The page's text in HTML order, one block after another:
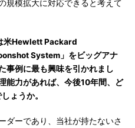
規模拡大に対応できると考えて
米Hewlett Packard
System」をビッグアナ
事例に最も興味を引かれまし
能力があれば、今後10年間、ど
ょうか。
ダーであり、当社が持たないさ